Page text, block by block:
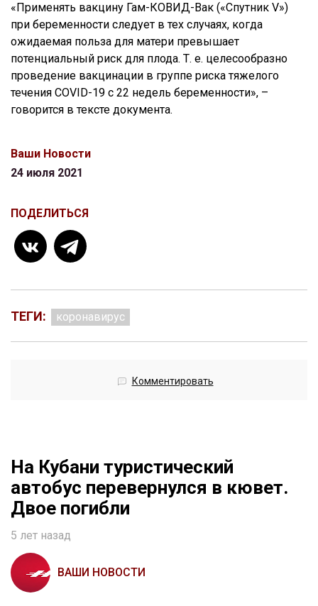
«Применять вакцину Гам-КОВИД-Вак («Спутник V»)
при беременности следует в тех случаях, когда
ожидаемая польза для матери превышает
потенциальный риск для плода. Т. е. целесообразно
проведение вакцинации в группе риска тяжелого
течения COVID-19 с 22 недель беременности», –
говорится в тексте документа.
Ваши Новости
24 июля 2021
ПОДЕЛИТЬСЯ
ТЕГИ: коронавирус
Комментировать
На Кубани туристический
автобус перевернулся в кювет.
Двое погибли
5 лет назад
ВАШИ НОВОСТИ